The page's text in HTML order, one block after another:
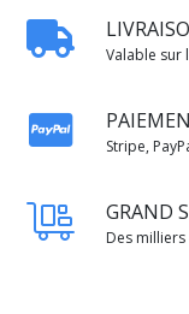
Valable sur
Stripe,
GRAND
Des